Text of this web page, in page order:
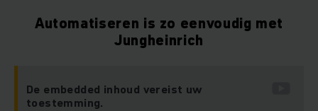
Automatiseren is zo eenvoudig met
Jungheinrich
De embedded inhoud vereist uw
toestemming.